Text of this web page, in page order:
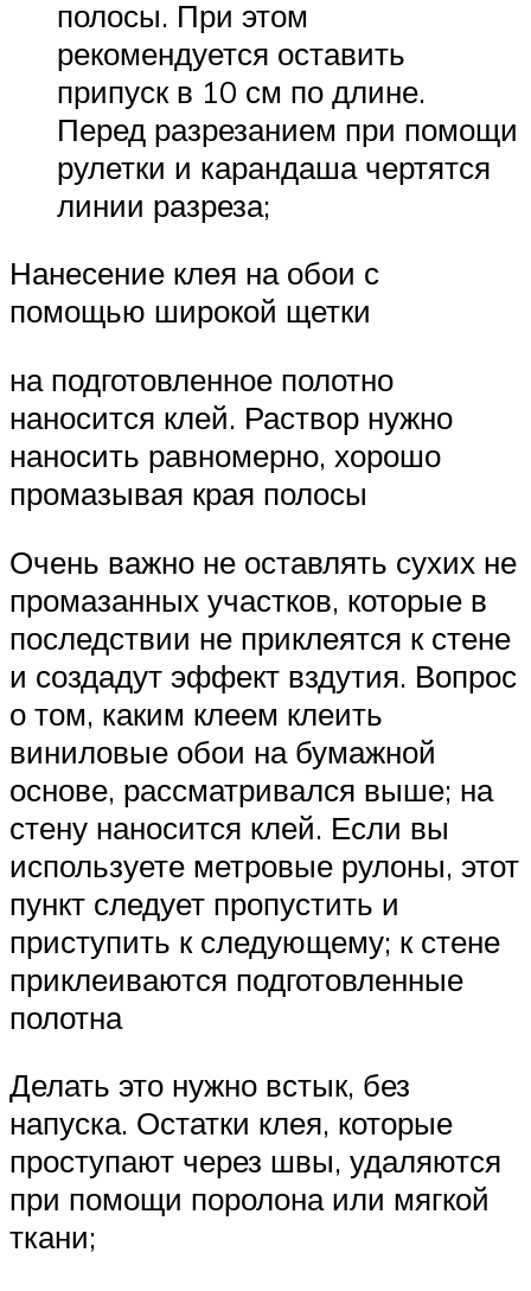
полосы. При этом
рекомендуется оставить
припуск в 10 см по длине.
Перед разрезанием при помощи
рулетки и карандаша чертятся
линии разреза;
Нанесение клея на обои с
помощью широкой щетки
на подготовленное полотно
наносится клей. Раствор нужно
наносить равномерно, хорошо
промазывая края полосы
Очень важно не оставлять сухих не
промазанных участков, которые в
последствии не приклеятся к стене
и создадут эффект вздутия. Вопрос
о том, каким клеем клеить
виниловые обои на бумажной
основе, рассматривался выше; на
стену наносится клей. Если вы
используете метровые рулоны, этот
пункт следует пропустить и
приступить к следующему; к стене
приклеиваются подготовленные
полотна
Делать это нужно встык, без
напуска. Остатки клея, которые
проступают через швы, удаляются
при помощи поролона или мягкой
ткани;